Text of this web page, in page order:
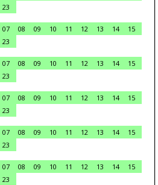
23
07 08 09 10 11 12 13 14
15
23
07 08 09 10 11 12 13 14
15
23
07 08 09 10 11 12 13 14
15
23
07 08 09 10 11 12 13 14
15
23
07 08 09 10 11 12 13 14
15
23